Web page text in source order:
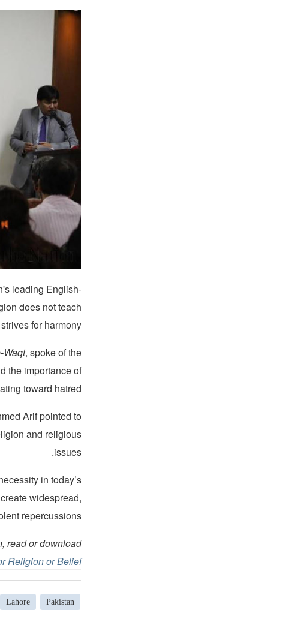
leading English-
does not teach
for harmony.
Waqt, spoke of the
the importance of
toward hatred.
Arif pointed to
and religious
issues.
in today’s
widespread,
repercussions.
read or download
Religion or Belief
Pakistan
Lahore